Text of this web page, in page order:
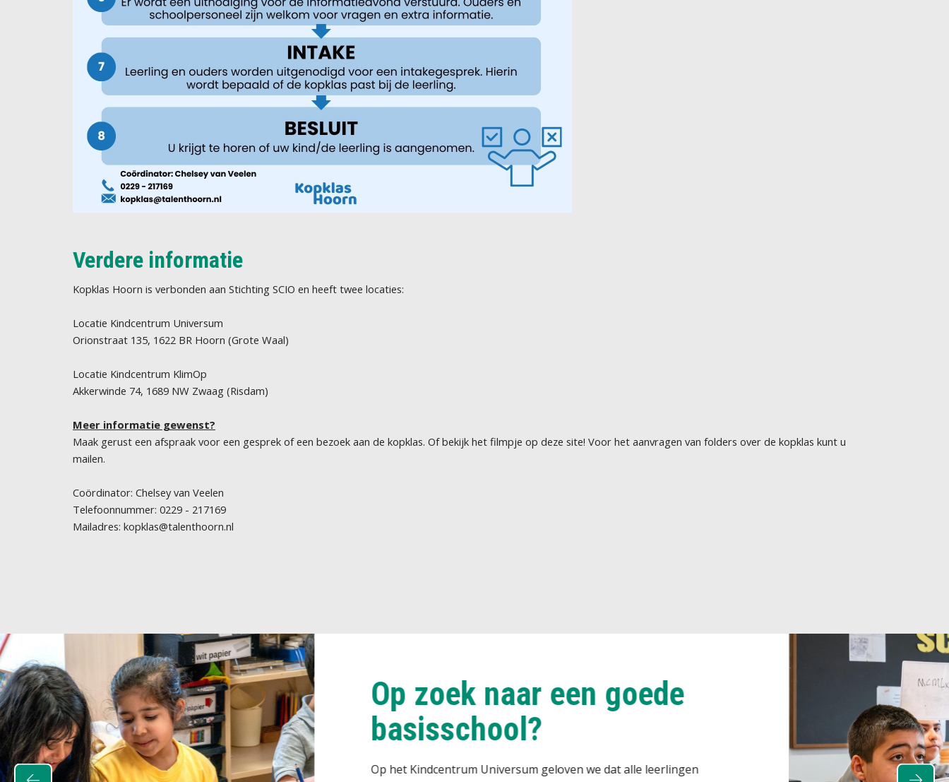
Verdere informatie
Kopklas Hoorn is verbonden aan Stichting SCIO en heeft twee locaties:
Locatie Kindcentrum Universum
Orionstraat 135, 1622 BR Hoorn (Grote Waal)
Locatie Kindcentrum KlimOp
Akkerwinde 74, 1689 NW Zwaag (Risdam)
Meer informatie gewenst?
Maak gerust een afspraak voor een gesprek of een bezoek aan de kopklas. Of bekijk het filmpje op deze site! Voor het aanvragen van folders over de kopklas kunt u
mailen.
Coördinator: Chelsey van Veelen
Telefoonnummer: 0229 - 217169
Mailadres: kopklas@talenthoorn.nl
Wij weten hoe leren werkt!
Iedereen binnen ons Kindcentrum weet hoe leren werkt, wij